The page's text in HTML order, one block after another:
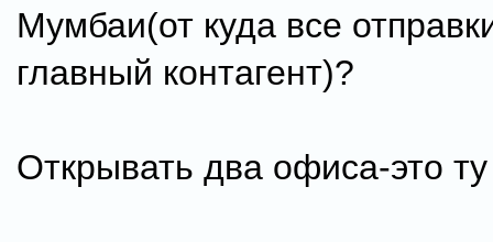
Мумбаи(от куда все
главный контагент)?
Открывать два офиса-это